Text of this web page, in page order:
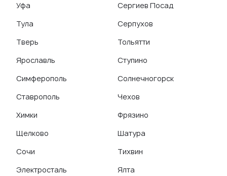
Уфа
Тула
Тверь
Ярославль
Симферополь
Ставрополь
Химки
Щелково
Сочи
Электросталь
Сергиев Посад
Серпухов
Тольятти
Ступино
Солнечногорск
Чехов
Фрязино
Шатура
Тихвин
Ялта